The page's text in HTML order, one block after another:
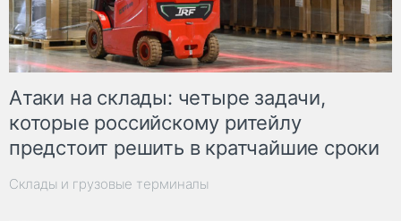
Атаки на склады: четыре задачи,
которые российскому ритейлу
предстоит решить в кратчайшие сроки
Склады и грузовые терминалы